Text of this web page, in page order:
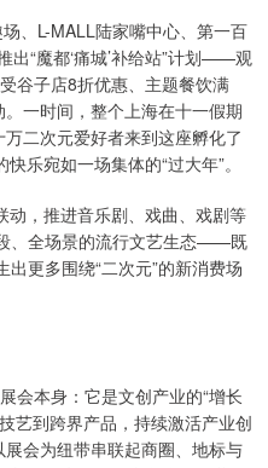
、L-MALL陆家嘴中心、第一百
出“魔都‘痛城’补给站”计划——观
谷子店8折优惠、主题餐饮满
一时间，整个上海在十一假期
二次元爱好者来到这座孵化了
乐宛如一场集体的“过大年”。
动，推进音乐剧、戏曲、戏剧等
、全场景的流行文艺生态——既
更多围绕“二次元”的新消费场
会本身：它是文创产业的“增长
艺到跨界产品，持续激活产业创
展会为纽带串联起商圈、地标与